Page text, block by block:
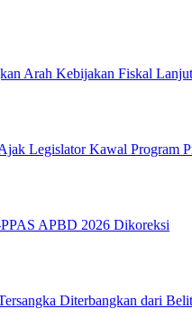
Arah Kebijakan Fiskal
Legislator Kawal Program
APBD 2026 Dikoreksi
Diterbangkan dari